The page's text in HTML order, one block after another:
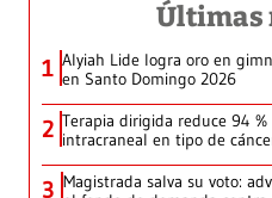
Últimas
1 Alyiah Lide logra oro en
en Santo Domingo 2026
2 Terapia dirigida reduce 94
intracraneal en tipo de
3 Magistrada salva su voto: